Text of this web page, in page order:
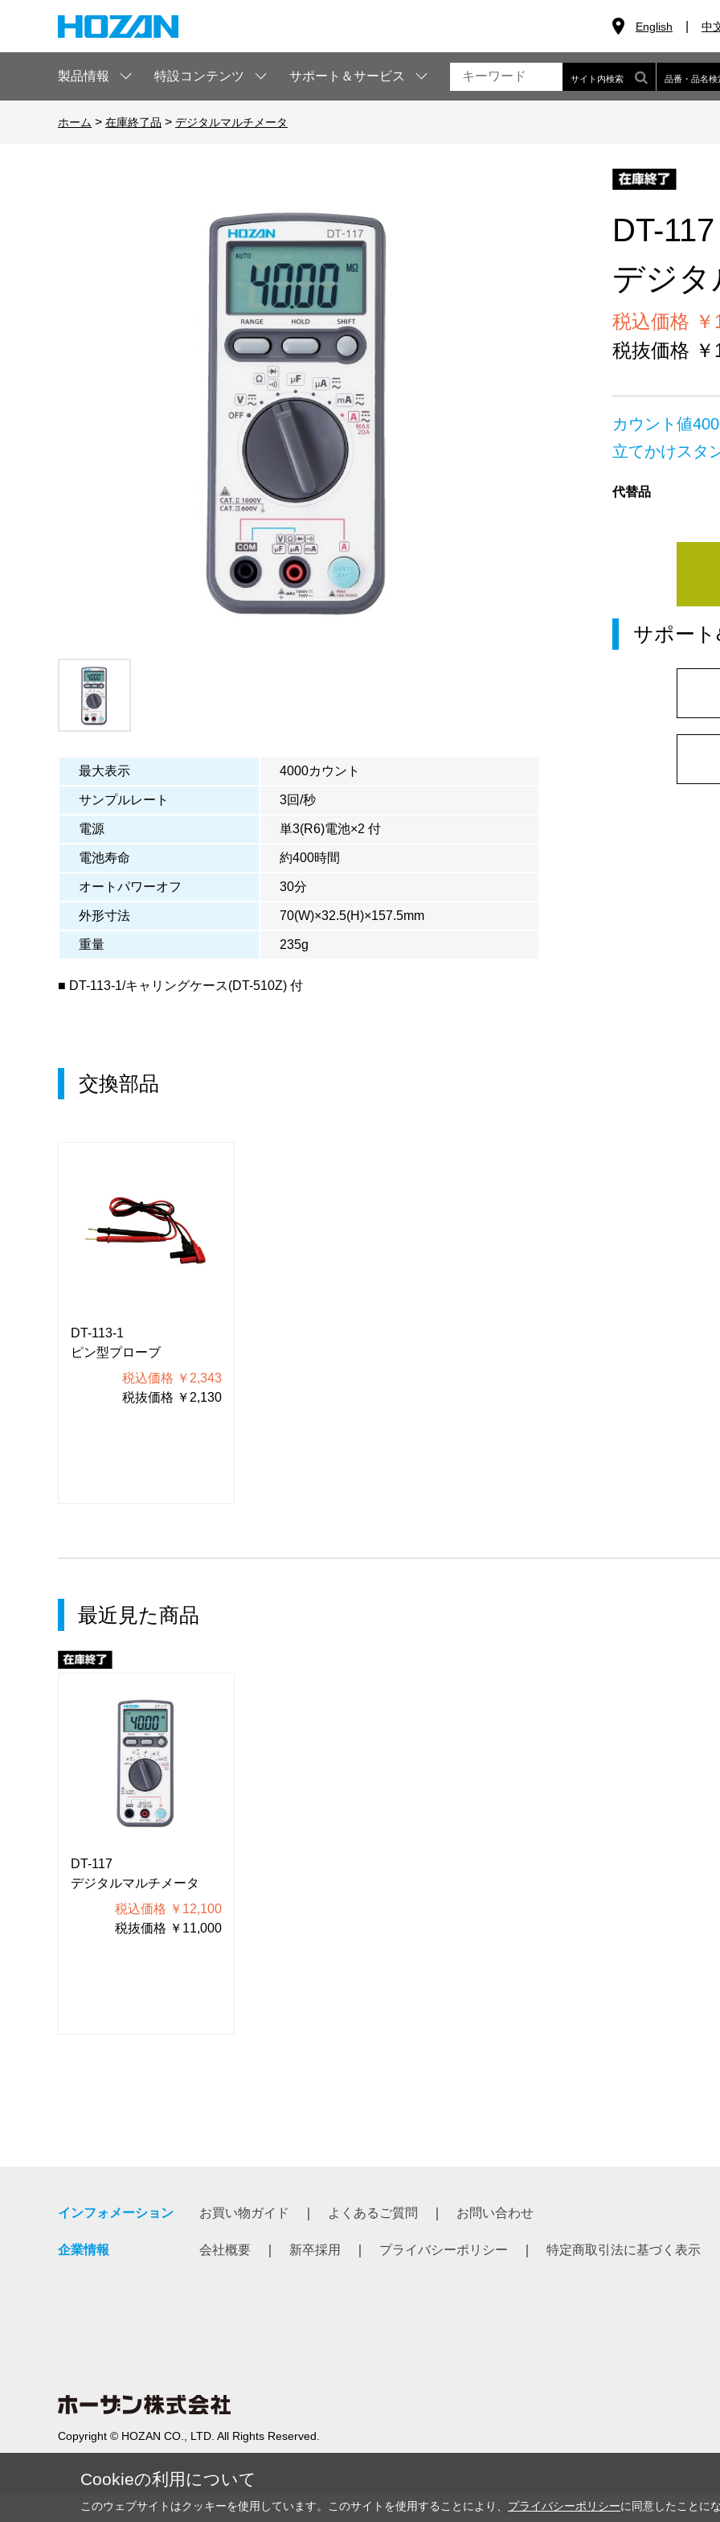
English 中
製品情報 特設コンテンツ サポート＆サービス サイト内検索 品番・品名検
ホーム > 在庫終了品 > デジタルマルチメータ
最大表示 4000カウント
サンプルレート 3回/秒
電源 単3(R6)電池×2 付
電池寿命 約400時間
オートパワーオフ 30分
外形寸法 70(W)×32.5(H)×157.5mm
重量 235g
■ DT-113-1/キャリングケース(DT-510Z) 付
DT-117
デジ
税込価格 ￥
税抜価格 ￥
カウント値
立てかけスタ
代替品
サポー
交換部品
DT-113-1
ピン型プローブ
税込価格 ￥2,343
税抜価格 ￥2,130
最近見た商品
DT-117
デジタルマルチメータ
税込価格 ￥12,100
税抜価格 ￥11,000
インフォメーション お買い物ガイド よくあるご質問 お問い合わせ
企業情報 会社概要 新卒採用 プライバシーポリシー 特定商取引法に基づく表示
Copyright © HOZAN CO., LTD. All Rights Reserved.
Cookieの利用について
このウェブサイトはクッキーを使用しています。このサイトを使用することにより、 プライバシーポリシーに同意したことに